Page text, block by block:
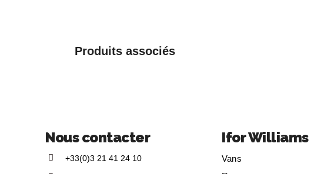
Produits associés
Nous contacter
+33(0)3 21 41 24 10
Ifor Williams
Vans